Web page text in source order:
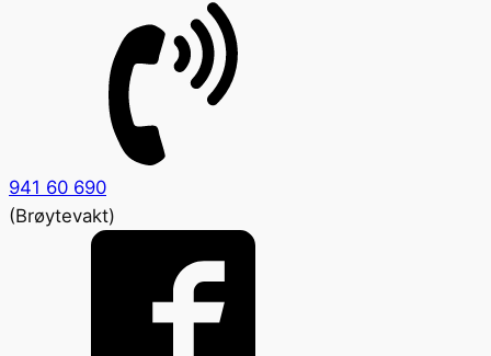
941 60 690
(Brøytevakt)